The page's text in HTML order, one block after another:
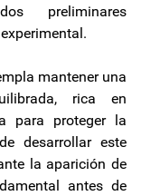
preliminares
mantener una
rica en
para proteger la
desarrollar este
la aparición de
antes de